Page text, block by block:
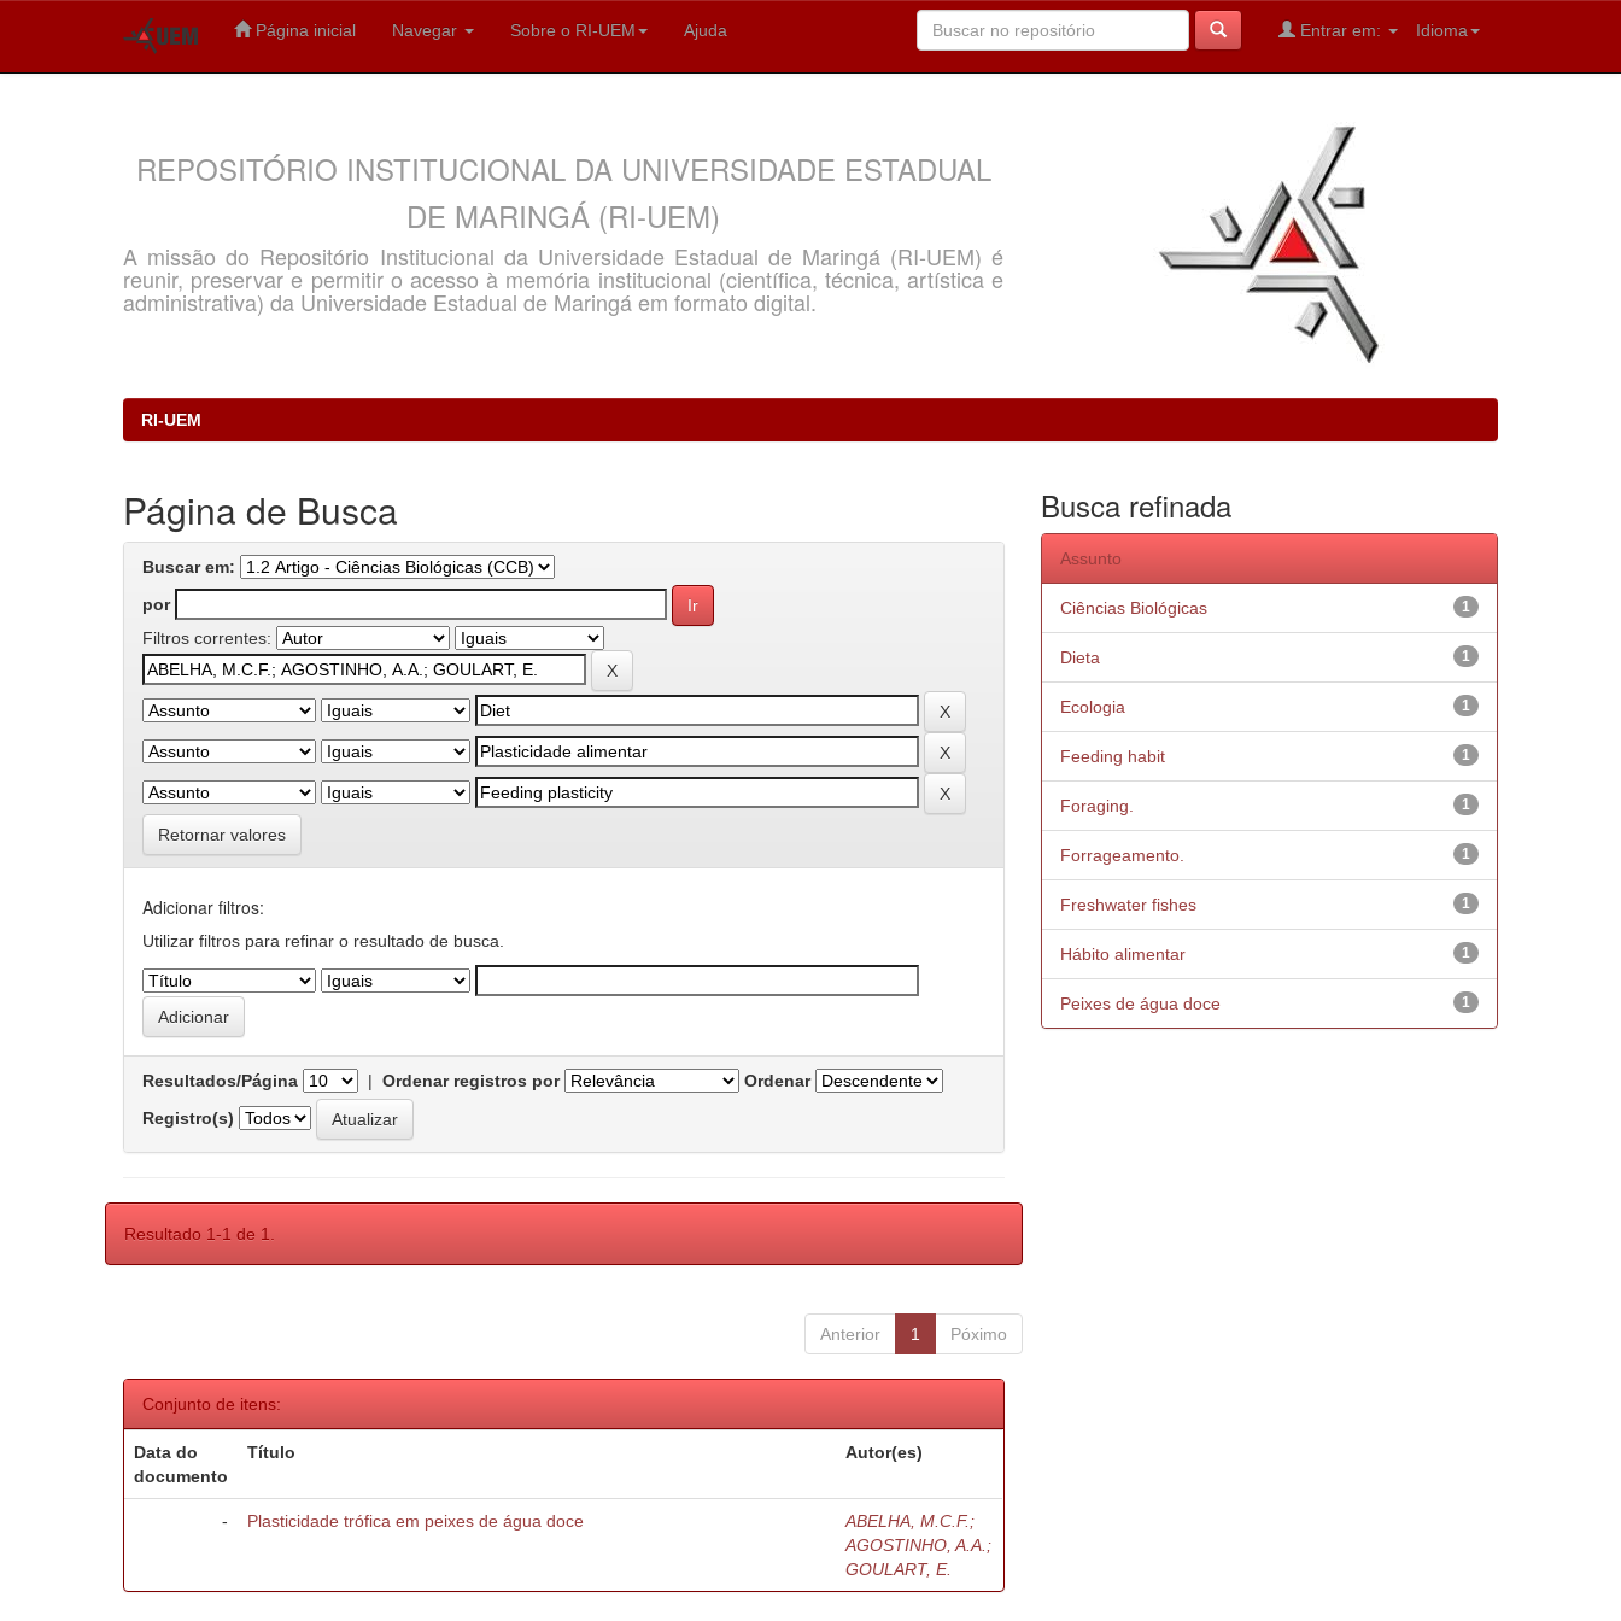
Página inicial Navegar Sobre o RI-UEM Ajuda Idioma
Entrar em:
REPOSITÓRIO INSTITUCIONAL DA UNIVERSIDADE ESTADUAL
DE MARINGÁ (RI-UEM)
A missão do Repositório Institucional da Universidade Estadual de Maringá (RI-UEM) é
reunir, preservar e permitir o acesso à memória institucional (científica, técnica, artística e
administrativa) da Universidade Estadual de Maringá em formato digital.
RI-UEM
Página de Busca
Buscar em:
por
Filtros correntes:
Retornar valores
Adicionar filtros:
Utilizar filtros para refinar o resultado de busca.
Resultados/Página | Ordenar registros por
Ordenar
Registro(s)
Resultado 1-1 de 1.
Anterior 1 Póximo
Conjunto de itens:
Data do
documento
Título Autor(es)
- Plasticidade trófica em peixes de água doce
ABELHA, M.C.F.;
AGOSTINHO, A.A.;
GOULART, E.
Busca refinada
Assunto
1
Ciências Biológicas
1
Dieta
1
Ecologia
1
Feeding habit
1
Foraging.
1
Forrageamento.
1
Freshwater fishes
1
Hábito alimentar
1
Peixes de água doce